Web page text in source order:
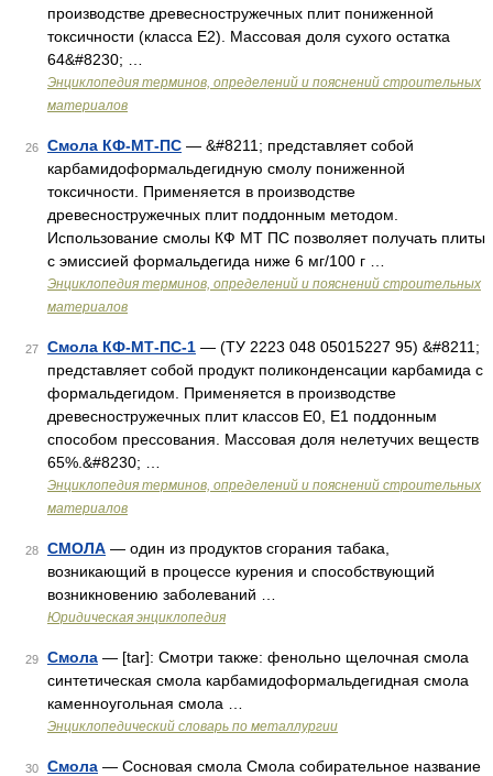
производстве древесностружечных плит пониженной
токсичности (класса Е2). Массовая доля сухого остатка
64&#8230; …
Энциклопедия терминов, определений и пояснений строительных
материалов
26 Смола КФ-МТ-ПС — &#8211; представляет собой
карбамидоформальдегидную смолу пониженной
токсичности. Применяется в производстве
древесностружечных плит поддонным методом.
Использование смолы КФ МТ ПС позволяет получать плиты
с эмиссией формальдегида ниже 6 мг/100 г …
Энциклопедия терминов, определений и пояснений строительных
материалов
27 Смола КФ-МТ-ПС-1 — (ТУ 2223 048 05015227 95) &#8211;
представляет собой продукт поликонденсации карбамида с
формальдегидом. Применяется в производстве
древесностружечных плит классов Е0, Е1 поддонным
способом прессования. Массовая доля нелетучих веществ
65%.&#8230; …
Энциклопедия терминов, определений и пояснений строительных
материалов
28 СМОЛА — один из продуктов сгорания табака,
возникающий в процессе курения и способствующий
возникновению заболеваний …
Юридическая энциклопедия
29 Смола — [tar]: Смотри также: фенольно щелочная смола
синтетическая смола карбамидоформальдегидная смола
каменноугольная смола …
Энциклопедический словарь по металлургии
30 Смола — Сосновая смола Смола собирательное название